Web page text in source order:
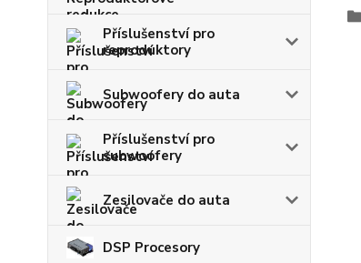
Příslušenství pro
reproduktory
Subwoofery do auta
Příslušenství pro
subwoofery
Zesilovače do auta
DSP Procesory